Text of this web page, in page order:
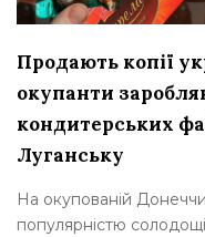
Продають копії
окупанти
кондитерських
Луганську
На окупованій
популярністю